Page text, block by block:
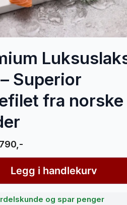
Superior
fra norske
Legg i handlekurv
og spar penger